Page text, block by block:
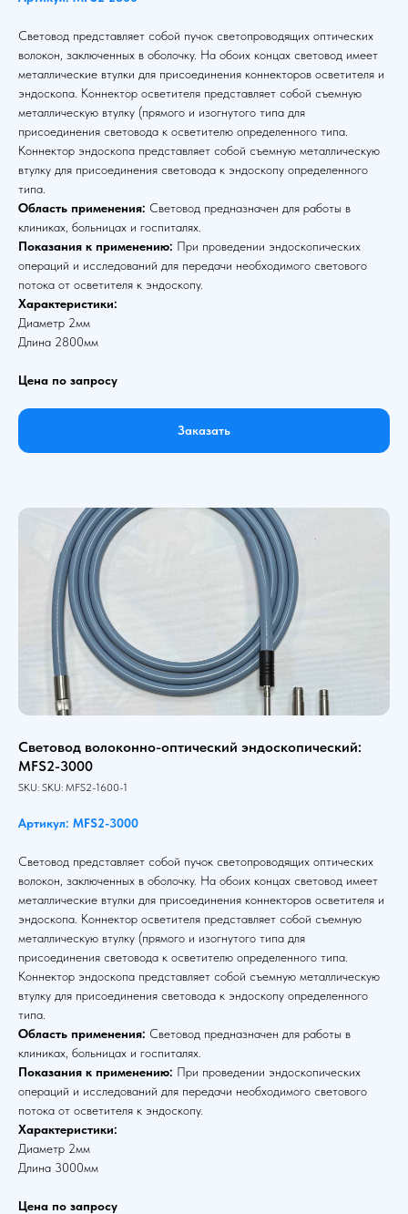
Световод представляет собой пучок светопроводящих оптических
волокон, заключенных в оболочку. На обоих концах световод имеет
металлические втулки для присоединения коннекторов осветителя и
эндоскопа. Коннектор осветителя представляет собой съемную
металлическую втулку (прямого и изогнутого типа для
присоединения световода к осветителю определенного типа.
Коннектор эндоскопа представляет собой съемную металлическую
втулку для присоединения световода к эндоскопу определенного
типа.
Область применения: Световод предназначен для работы в
клиниках, больницах и госпиталях.
Показания к применению: При проведении эндоскопических
операций и исследований для передачи необходимого светового
потока от осветителя к эндоскопу.
Характеристики:
Диаметр 2мм
Длина 2800мм
Цена по запросу
Заказать
Световод волоконно-оптический эндоскопический:
MFS2-3000
SKU: SKU: MFS2-1600-1
Артикул: MFS2-3000
Световод представляет собой пучок светопроводящих оптических
волокон, заключенных в оболочку. На обоих концах световод имеет
металлические втулки для присоединения коннекторов осветителя и
эндоскопа. Коннектор осветителя представляет собой съемную
металлическую втулку (прямого и изогнутого типа для
присоединения световода к осветителю определенного типа.
Коннектор эндоскопа представляет собой съемную металлическую
втулку для присоединения световода к эндоскопу определенного
типа.
Область применения: Световод предназначен для работы в
клиниках, больницах и госпиталях.
Показания к применению: При проведении эндоскопических
операций и исследований для передачи необходимого светового
потока от осветителя к эндоскопу.
Характеристики:
Диаметр 2мм
Длина 3000мм
Цена по запросу